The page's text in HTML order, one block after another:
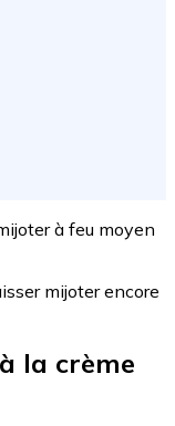
à feu moyen
mijoter encore
la crème